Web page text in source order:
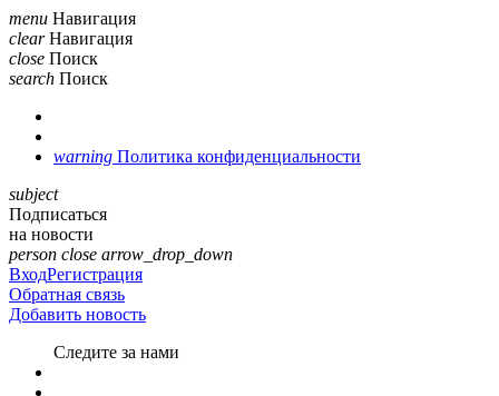
menu Навигация
clear Навигация
close Поиск
search Поиск
warning Политика конфиденциальности
subject
Подписаться
на новости
person close arrow_drop_down
ВходРегистрация
Обратная связь
Добавить новость
Cледите за нами